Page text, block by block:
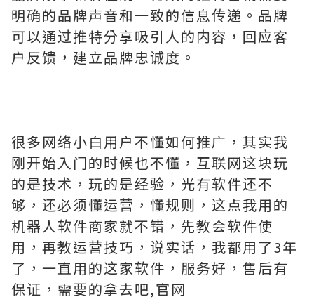
明确的品牌声音和一致的信息传递。品牌
可以通过推特分享吸引人的内容，回应客
户反馈，建立品牌忠诚度。
很多网络小白用户不懂如何推广，其实我
刚开始入门的时候也不懂，互联网这块玩
的是技术，玩的是经验，光有软件还不
够，还必须懂运营，懂规则，这点我用的
机器人软件商家就不错，先教会软件使
用，再教运营技巧，说实话，我都用了3年
了，一直用的这家软件，服务好，售后有
保证，需要的拿去吧,官网